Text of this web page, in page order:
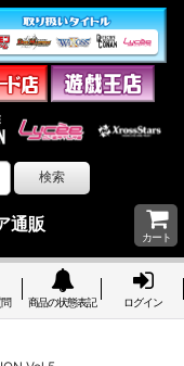
通販
カート
商品の状態表記 ログイン